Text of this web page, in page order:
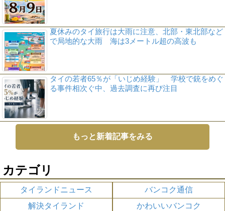
夏休みのタイ旅行は大雨に注意、北部・東北部など
で局地的な大雨 海は3メートル超の高波も
タイの若者65％が「いじめ経験」 学校で銃をめぐ
る事件相次ぐ中、過去調査に再び注目
もっと新着記事をみる
カテゴリ
タイランドニュース
バンコク通信
解決タイランド
かわいいバンコク